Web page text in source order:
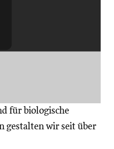
für biologische
gestalten wir seit über